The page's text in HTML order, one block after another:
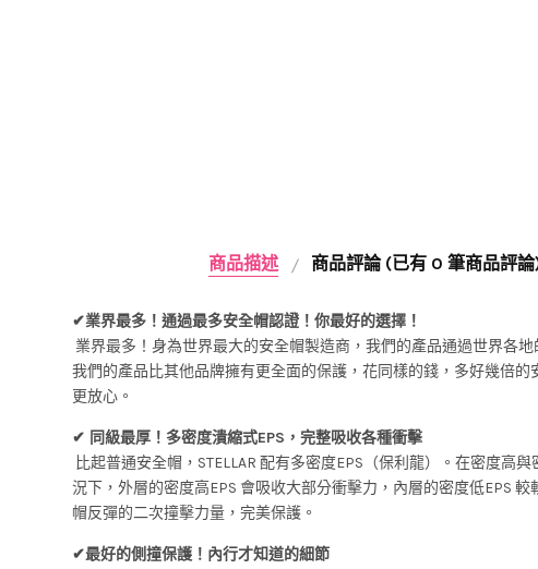
商品描述 商品評論 (已有 0 筆商品評論
✔業界最多！通過最多安全帽認證！你最好的選擇！
業界最多！身為世界最大的安全帽製造商，我們的產品通過世界各
我們的產品比其他品牌擁有更全面的保護，花同樣的錢，多好幾倍的
更放心。
✔ 同級最厚！多密度潰縮式EPS，完整吸收各種衝擊
比起普通安全帽，STELLAR 配有多密度EPS（保利龍）。在密度高與
況下，外層的密度高EPS 會吸收大部分衝擊力，內層的密度低EPS 較
帽反彈的二次撞擊力量，完美保護。
✔最好的側撞保護！內行才知道的細節